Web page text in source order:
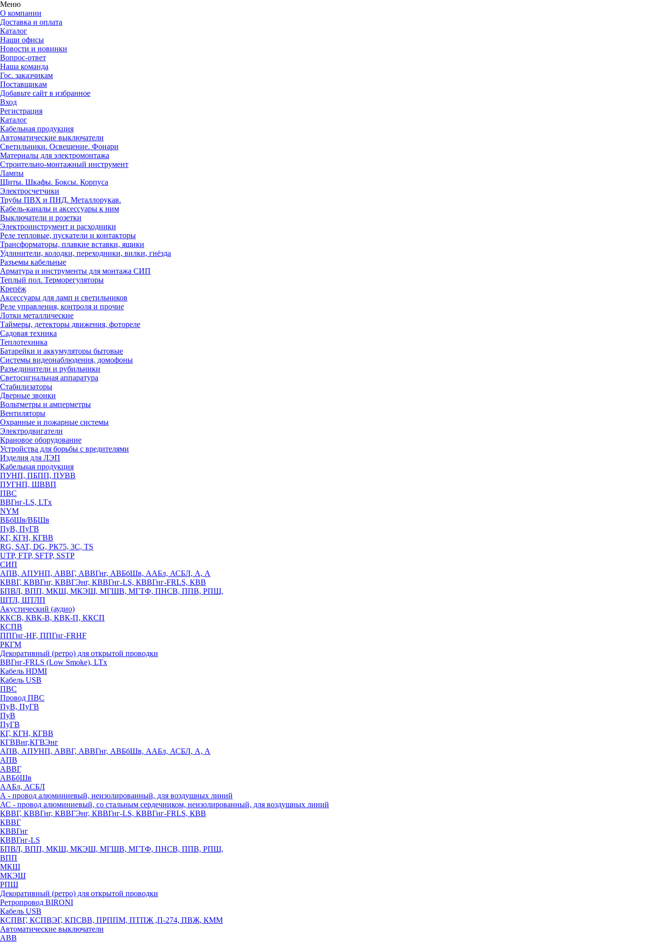
Меню
О компании
Доставка и оплата
Каталог
Наши офисы
Новости и новинки
Вопрос-ответ
Наша команда
Гос. заказчикам
Поставщикам
Добавьте сайт в избранное
Вход
Регистрация
Каталог
Кабельная продукция
Автоматические выключатели
Светильники. Освещение. Фонари
Материалы для электромонтажа
Строительно-монтажный инструмент
Лампы
Щиты. Шкафы. Боксы. Корпуса
Электросчетчики
Трубы ПВХ и ПНД. Металлорукав.
Кабель-каналы и аксессуары к ним
Выключатели и розетки
Электроинструмент и расходники
Реле тепловые, пускатели и контакторы
Трансформаторы, плавкие вставки, ящики
Удлинители, колодки, переходники, вилки, гнёзда
Разъемы кабельные
Арматура и инструменты для монтажа СИП
Теплый пол. Терморегуляторы
Крепёж
Аксессуары для ламп и светильников
Реле управления, контроля и прочие
Лотки металлические
Таймеры, детекторы движения, фотореле
Садовая техника
Теплотехника
Батарейки и аккумуляторы бытовые
Системы видеонаблюдения, домофоны
Разъединители и рубильники
Светосигнальная аппаратура
Стабилизаторы
Дверные звонки
Вольтметры и амперметры
Вентиляторы
Охранные и пожарные системы
Электродвигатели
Крановое оборудование
Устройства для борьбы с вредителями
Изделия для ЛЭП
Кабельная продукция
ПУНП, ПБПП, ПУВВ
ПУГНП, ШВВП
ПВС
ВВГнг-LS, LTx
NYM
ВБбШв/ВБШв
ПуВ, ПуГВ
КГ, КГН, КГВВ
RG, SAT, DG, РК75, 3С, TS
UTP, FTP, SFTP, SSTP
СИП
АПВ, АПУНП, АВВГ, АВВГнг, АВБбШв, ААБл, АСБЛ, А, А
КВВГ, КВВГнг, КВВГЭнг, КВВГнг-LS, КВВГнг-FRLS, КВВ
БПВЛ, ВПП, МКШ, МКЭШ, МГШВ, МГТФ, ПНСВ, ППВ, РПШ,
ШТЛ, ШТЛП
Акустический (аудио)
ККСВ, КВК-В, КВК-П, ККСП
КСПВ
ППГнг-HF, ППГнг-FRHF
РКГМ
Декоративный (ретро) для открытой проводки
ВВГнг-FRLS (Low Smoke), LTx
Кабель HDMI
Кабель USB
ПВС
Провод ПВС
ПуВ, ПуГВ
ПуВ
ПуГВ
КГ, КГН, КГВВ
КГВВнг,КГВЭнг
АПВ, АПУНП, АВВГ, АВВГнг, АВБбШв, ААБл, АСБЛ, А, А
АПВ
АВВГ
АВБбШв
ААБл, АСБЛ
А - провод алюминиевый, неизолированный, для воздушных линий
АС - провод алюминиевый, со стальным сердечником, неизолированный, для воздушных линий
КВВГ, КВВГнг, КВВГЭнг, КВВГнг-LS, КВВГнг-FRLS, КВВ
КВВГ
КВВГнг
КВВГнг-LS
БПВЛ, ВПП, МКШ, МКЭШ, МГШВ, МГТФ, ПНСВ, ППВ, РПШ,
ВПП
МКШ
МКЭШ
РПШ
Декоративный (ретро) для открытой проводки
Ретропровод BIRONI
Кабель USB
КСПВГ, КСПВЭГ, КПСВВ, ПРППМ, ПТПЖ ,П-274, ПВЖ, КММ
Автоматические выключатели
ABB